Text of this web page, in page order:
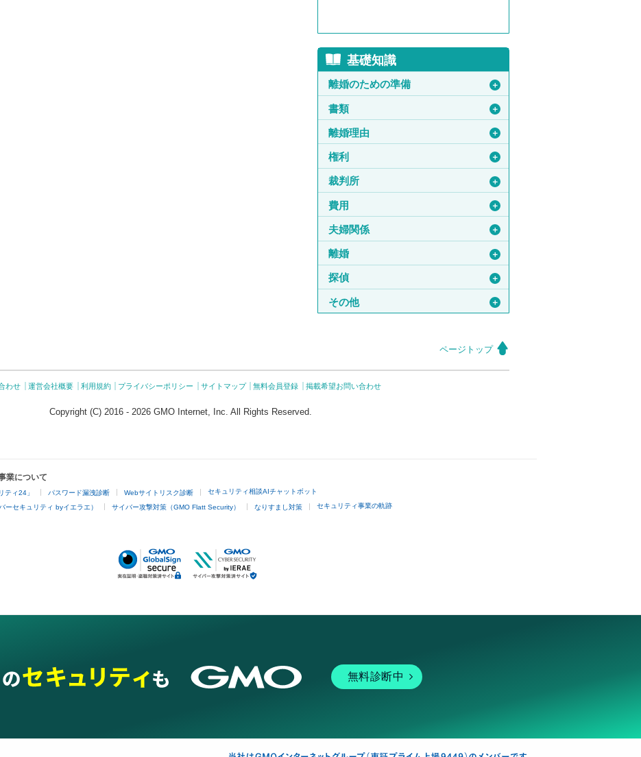
基礎知識
離婚のための準備 ＋
書類 ＋
離婚理由 ＋
権利 ＋
裁判所 ＋
費用 ＋
夫婦関係 ＋
離婚 ＋
探偵 ＋
その他 ＋
ページトップ
わせ 運営会社概要 利用規約 プライバシーポリシー サイトマップ 無料会員登録 掲載希望お問い合わせ
Copyright (C) 2016 - 2026 GMO Internet, Inc. All Rights Reserved.
業について
ティ24」 パスワード漏洩診断 Webサイトリスク診断 セキュリティ相談AIチャットボット
ーセキュリティ byイエラエ） サイバー攻撃対策（GMO Flatt Security） なりすまし対策 セキュリティ事業の軌跡
無料診断中